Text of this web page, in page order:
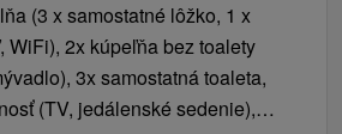
(3 x samostatné lôžko, 1 x
WiFi), 2x kúpeľňa bez toalety
3x samostatná toaleta,
(TV, jedálenské sedenie),